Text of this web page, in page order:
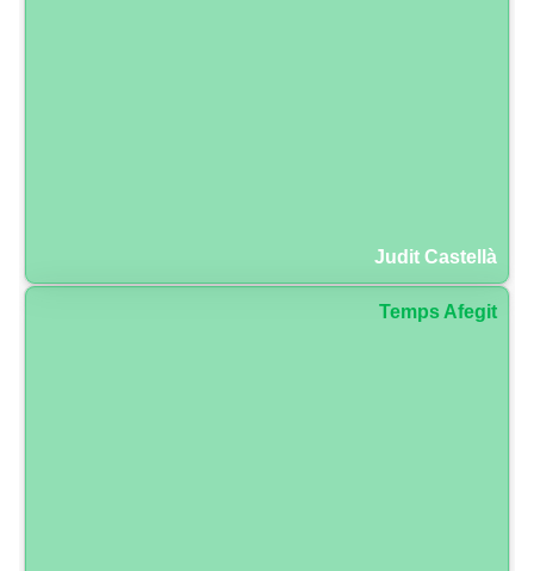
Judit Castellà
Temps Afegit